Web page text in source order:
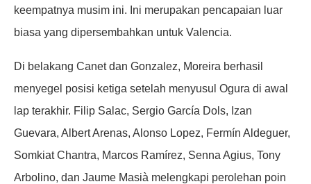
keempatnya musim ini. Ini merupakan pencapaian luar
biasa yang dipersembahkan untuk Valencia.
Di belakang Canet dan Gonzalez, Moreira berhasil
menyegel posisi ketiga setelah menyusul Ogura di awal
lap terakhir. Filip Salac, Sergio García Dols, Izan
Guevara, Albert Arenas, Alonso Lopez, Fermín Aldeguer,
Somkiat Chantra, Marcos Ramírez, Senna Agius, Tony
Arbolino, dan Jaume Masià melengkapi perolehan poin